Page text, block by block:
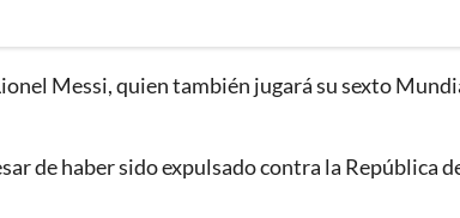
Messi, quien también jugará su sexto
de haber sido expulsado contra la República